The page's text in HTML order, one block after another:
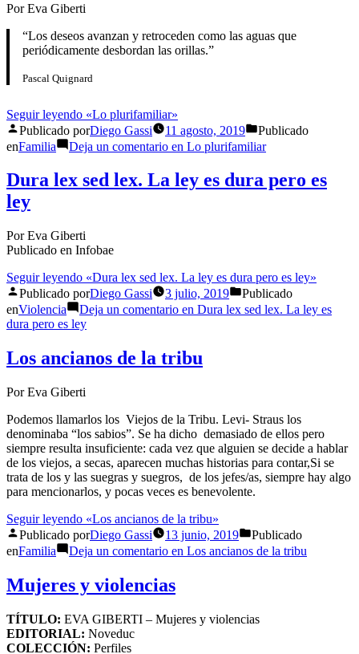
Por Eva Giberti
“Los deseos avanzan y retroceden como las aguas que
periódicamente desbordan las orillas.”
Pascal Quignard
Seguir leyendo «Lo plurifamiliar»
Publicado porDiego Gassi 11 agosto, 2019
Publicado
enFamilia Deja un comentario en Lo plurifamiliar
Dura lex sed lex. La ley es dura pero es
ley
Por Eva Giberti
Publicado en Infobae
Seguir leyendo «Dura lex sed lex. La ley es dura pero es ley»
Publicado porDiego Gassi 3 julio, 2019
Publicado
enViolencia Deja un comentario en Dura lex sed lex. La ley es
dura pero es ley
Los ancianos de la tribu
Por Eva Giberti
Podemos llamarlos los Viejos de la Tribu. Levi- Straus los
denominaba “los sabios”. Se ha dicho demasiado de ellos pero
siempre resulta insuficiente: cada vez que alguien se decide a hablar
de los viejos, a secas, aparecen muchas historias para contar,Si se
trata de los y las suegras y suegros, de los jefes/as, siempre hay algo
para mencionarlos, y pocas veces es benevolente.
Seguir leyendo «Los ancianos de la tribu»
Publicado porDiego Gassi 13 junio, 2019
Publicado
enFamilia Deja un comentario en Los ancianos de la tribu
Mujeres y violencias
TÍTULO: EVA GIBERTI – Mujeres y violencias
EDITORIAL: Noveduc
COLECCIÓN: Perfiles